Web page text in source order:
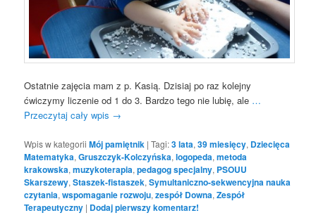
Ostatnie zajęcia mam z p. Kasią. Dzisiaj po raz kolejny
ćwiczymy liczenie od 1 do 3. Bardzo tego nie lubię, ale …
Przeczytaj cały wpis →
Wpis w kategoriiMój pamiętnik |Tagi:3 lata,39 miesięcy, Dziecięca
Matematyka,Gruszczyk-Kolczyńska,logopeda,metoda
krakowska,muzykoterapia,pedagog specjalny, PSOUU
Skarszewy,Staszek-fistaszek,Symultaniczno-sekwencyjna nauka
czytania,wspomaganie rozwoju,zespół Downa,Zespół
Terapeutyczny | Dodaj pierwszy komentarz!